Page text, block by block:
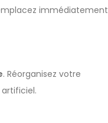
immédiatement
. Réorganisez votre